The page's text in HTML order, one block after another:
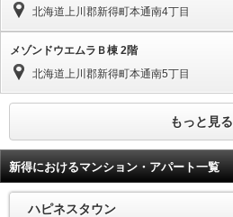
北海道上川郡新得町本通南4丁目
メゾンドウエムラＢ棟 2階
北海道上川郡新得町本通南5丁目
もっと見る
新得におけるマンション・アパート一覧
ハピネスタウン